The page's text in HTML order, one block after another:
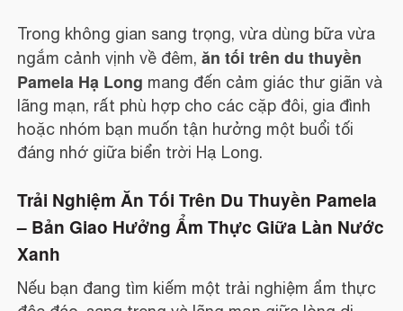
Trong không gian sang trọng, vừa dùng bữa vừa
ngắm cảnh vịnh về đêm,ăn tối trên du thuyền
Pamela Hạ Long mang đến cảm giác thư giãn và
lãng mạn, rất phù hợp cho các cặp đôi, gia đình
hoặc nhóm bạn muốn tận hưởng một buổi tối
đáng nhớ giữa biển trời Hạ Long.
Trải Nghiệm Ăn Tối Trên Du Thuyền Pamela
– Bản Giao Hưởng Ẩm Thực Giữa Làn Nước
Xanh
Nếu bạn đang tìm kiếm một trải nghiệm ẩm thực